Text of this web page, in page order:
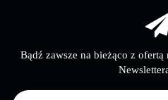
Bądź zawsze na bieżąco z